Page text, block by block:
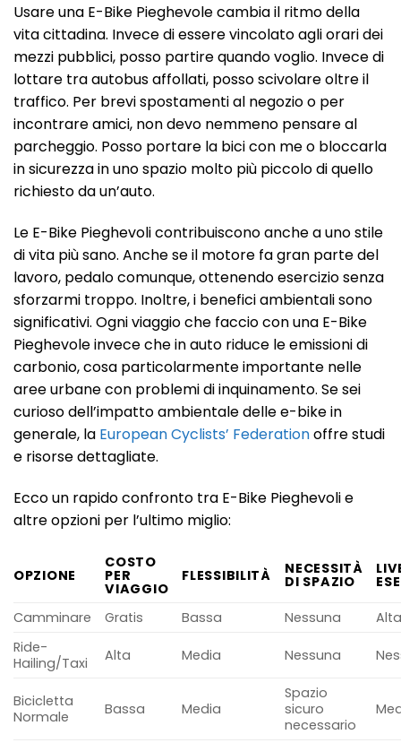
Usare una E-Bike Pieghevole cambia il ritmo della
vita cittadina. Invece di essere vincolato agli orari dei
mezzi pubblici, posso partire quando voglio. Invece di
lottare tra autobus affollati, posso scivolare oltre il
traffico. Per brevi spostamenti al negozio o per
incontrare amici, non devo nemmeno pensare al
parcheggio. Posso portare la bici con me o bloccarla
in sicurezza in uno spazio molto più piccolo di quello
richiesto da un’auto.
Le E-Bike Pieghevoli contribuiscono anche a uno stile
di vita più sano. Anche se il motore fa gran parte del
lavoro, pedalo comunque, ottenendo esercizio senza
sforzarmi troppo. Inoltre, i benefici ambientali sono
significativi. Ogni viaggio che faccio con una E-Bike
Pieghevole invece che in auto riduce le emissioni di
carbonio, cosa particolarmente importante nelle
aree urbane con problemi di inquinamento. Se sei
curioso dell’impatto ambientale delle e-bike in
generale, la European Cyclists’ Federationoffre studi
e risorse dettagliate.
Ecco un rapido confronto tra E-Bike Pieghevoli e
altre opzioni per l’ultimo miglio:
OPZIONE
COSTO
PER
VIAGGIO
FLESSIBILITÀ NECESSITÀ
DI SPAZIO
Camminare
Gratis Bassa Nessuna
Ride-
Hailing/Taxi
Alta Media Nessuna
Bicicletta
Normale
Bassa Media
Spazio
sicuro
necessario